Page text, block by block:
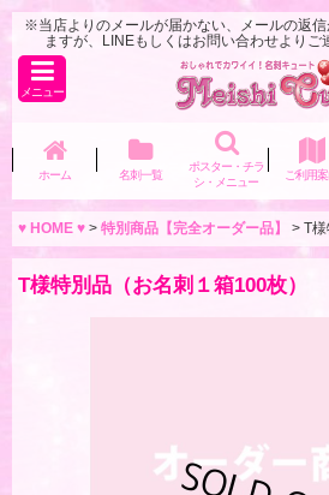
※当店よりのメールが届かない、メールの返
ますが、LINEもしくはお問い合わせよりご
メニュー
ホーム 名刺一覧
ポスター・チラ
シ・メニュー
ご利用
♥ HOME ♥ > 特別商品【完全オーダー品】 > T様
T様特別品（お名刺１箱100枚）